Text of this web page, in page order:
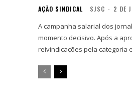
AÇÃO SINDICAL SJSC - 2 DE
A campanha salarial dos
momento decisivo. Após a
reivindicações pela categoria